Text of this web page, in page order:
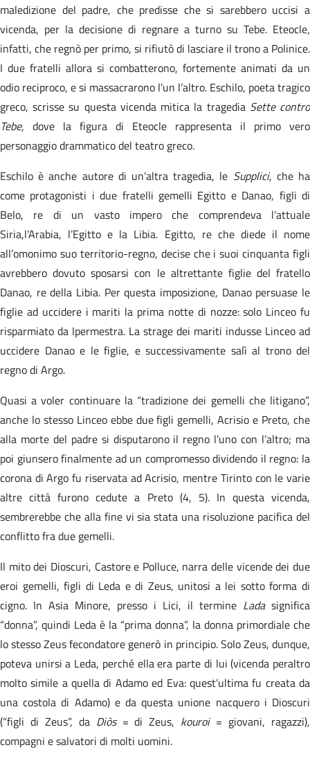
maledizione del padre, che predisse che si sarebbero uccisi a
vicenda, per la decisione di regnare a turno su Tebe. Eteocle,
infatti, che regnò per primo, si rifiutò di lasciare il trono a Polinice.
I due fratelli allora si combatterono, fortemente animati da un
odio reciproco, e si massacrarono l’un l’altro. Eschilo, poeta tragico
greco, scrisse su questa vicenda mitica la tragedia Sette contro
Tebe, dove la figura di Eteocle rappresenta il primo vero
personaggio drammatico del teatro greco.
Eschilo è anche autore di un’altra tragedia, le Supplici, che ha
come protagonisti i due fratelli gemelli Egitto e Danao, figli di
Belo, re di un vasto impero che comprendeva l’attuale
Siria,l’Arabia, l’Egitto e la Libia. Egitto, re che diede il nome
all’omonimo suo territorio-regno, decise che i suoi cinquanta figli
avrebbero dovuto sposarsi con le altrettante figlie del fratello
Danao, re della Libia. Per questa imposizione, Danao persuase le
figlie ad uccidere i mariti la prima notte di nozze: solo Linceo fu
risparmiato da Ipermestra. La strage dei mariti indusse Linceo ad
uccidere Danao e le figlie, e successivamente salì al trono del
regno di Argo.
Quasi a voler continuare la “tradizione dei gemelli che litigano”,
anche lo stesso Linceo ebbe due figli gemelli, Acrisio e Preto, che
alla morte del padre si disputarono il regno l’uno con l’altro; ma
poi giunsero finalmente ad un compromesso dividendo il regno: la
corona di Argo fu riservata ad Acrisio, mentre Tirinto con le varie
altre città furono cedute a Preto (4, 5). In questa vicenda,
sembrerebbe che alla fine vi sia stata una risoluzione pacifica del
conflitto fra due gemelli.
Il mito dei Dioscuri, Castore e Polluce, narra delle vicende dei due
eroi gemelli, figli di Leda e di Zeus, unitosi a lei sotto forma di
cigno. In Asia Minore, presso i Lici, il termine Lada significa
“donna”, quindi Leda è la “prima donna”, la donna primordiale che
lo stesso Zeus fecondatore generò in principio. Solo Zeus, dunque,
poteva unirsi a Leda, perché ella era parte di lui (vicenda peraltro
molto simile a quella di Adamo ed Eva: quest’ultima fu creata da
una costola di Adamo) e da questa unione nacquero i Dioscuri
(“figli di Zeus”, da Diòs = di Zeus, kouroi = giovani, ragazzi),
compagni e salvatori di molti uomini.